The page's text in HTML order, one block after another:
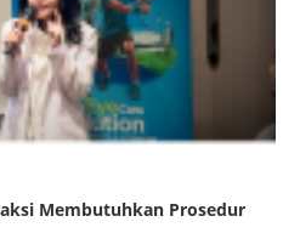
Membutuhkan Prosedur